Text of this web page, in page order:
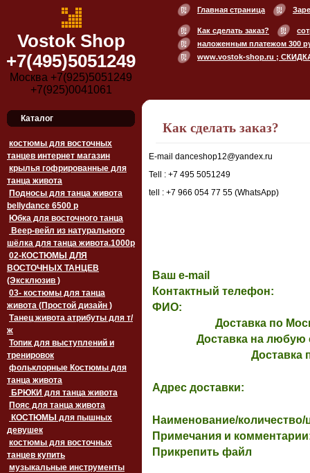
Vostok Shop
+7(495)5051249
Москва +7(925)5051249
+7(925)0041061
Главная страница
Как сделать заказ?
наложенным платежом 300
www.vostok-shop.ru ;
Каталог
костюмы для восточных
танцев интернет магазин
крылья гофрированные для
танца живота
Подносы для танца живота
bellydance 6500 p
Юбка для восточного танца
Веер-вейл из натурального
шёлка для танца живота.1000p
02-КОСТЮМЫ ДЛЯ
ВОСТОЧНЫХ ТАНЦЕВ
(Эксклюзив )
03- костюмы для танца
живота (Простой дизайн )
Танец живота атрибуты для т/
ж
Топик для выступлений и
тренировок
фольклорные Костюмы для
танца живота
БРЮКИ для танца живота
Пояс для танца живота
девушек
костюмы для восточных
танцев купить
музыкальные инструменты
Как сделать заказ?
E-mail danceshop12@yandex.ru
Tell : +7 495 5051249
tell : +7 966 054 77 55 (WhatsApp)
Ваш e-mail
Контактный телефон:
ФИО:
Доставка по
Доставка на любую
Доставка
Адрес доставки:
Наименование/количество/
Примечания и
Прикрепить файл